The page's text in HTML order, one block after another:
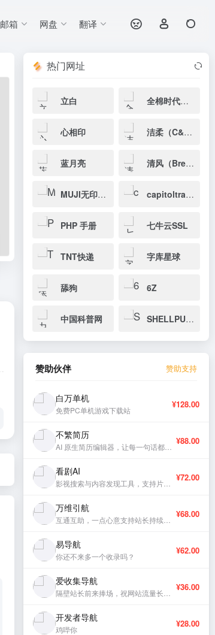
邮箱 网盘 翻译
热门网址
立白 全棉时代（PurCotton）
心相印 洁柔（C&S）
蓝月亮 清风（Breeze）
MUJI无印良品 capitoltrades
PHP 手册 七牛云SSL
TNT快递 字库星球
舔狗 6Z
中国科普网 SHELLPUB.COM在线查杀
赞助伙伴 赞助支持
白万单机
免费PC单机游戏下载站
¥128.00
不繁简历 ¥88.00
看剧AI ¥72.00
万维引航 ¥68.00
易导航
你还不来多一个收录吗？
¥62.00
爱收集导航 ¥36.00
开发者导航
鸡哔你
¥28.00